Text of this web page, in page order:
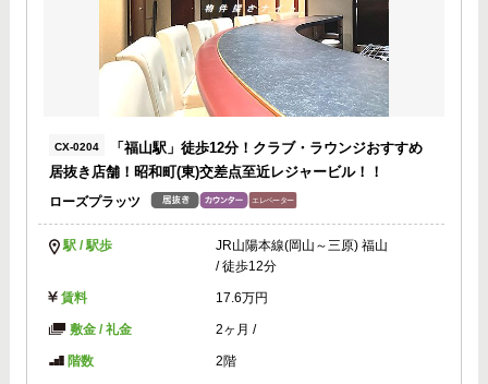
CX-0204
「福山駅」徒歩12分！クラブ・ラウンジおすすめ
居抜き店舗！昭和町(東)交差点至近レジャービル！！
ローズプラッツ
駅 / 駅歩
JR山陽本線(岡山～三原) 福山
/ 徒歩12分
賃料 17.6万円
敷金 / 礼金 2ヶ月 /
階数 2階